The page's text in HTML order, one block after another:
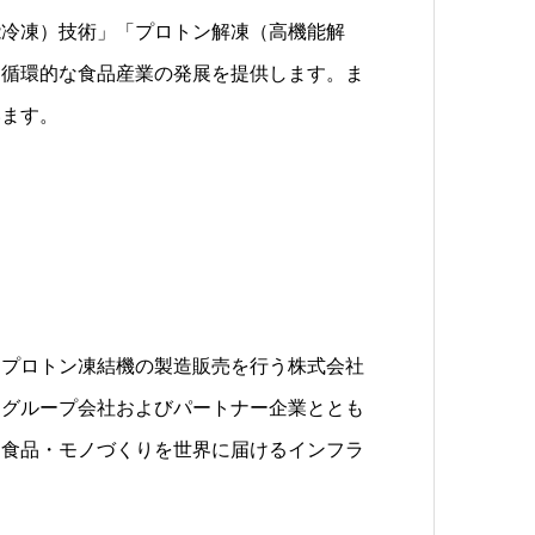
凍）技術」「プロトン解凍（高機能解
環的な食品産業の発展を提供します。ま
す。
ロトン凍結機の製造販売を行う株式会社
ループ会社およびパートナー企業ととも
品・モノづくりを世界に届けるインフラ